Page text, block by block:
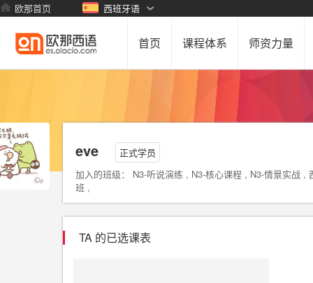
欧那首页 西班牙语
首页 课程体系 师资力量
eve
正式学员
加入的班级： N3-听说演练 , N3-核心课程 , N3-情景实战
班 ,
TA 的已选课表